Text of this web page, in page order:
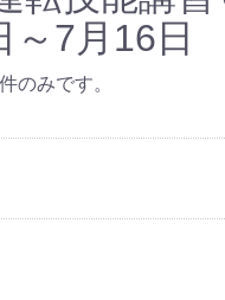
～7月16日
のみです。